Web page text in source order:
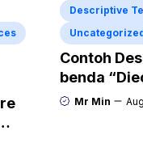
Descriptive
Contoh
benda
HUMMER”
Mr Min